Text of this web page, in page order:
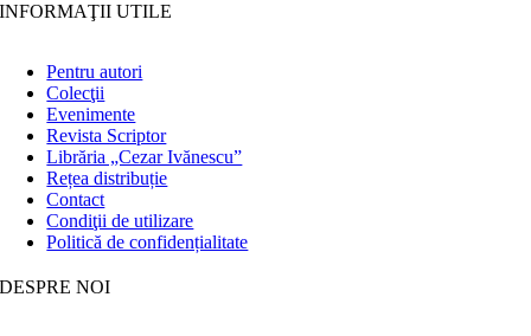
INFORMAŢII UTILE
Pentru autori
Colecţii
Evenimente
Revista Scriptor
Librăria „Cezar Ivănescu”
Rețea distribuție
Contact
Condiţii de utilizare
Politică de confidențialitate
DESPRE NOI